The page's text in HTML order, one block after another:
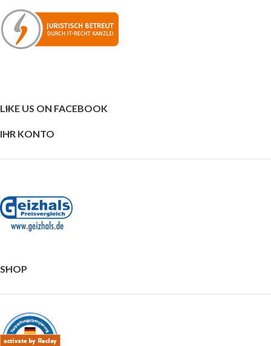
LIKE US ON FACEBOOK
IHR KONTO
SHOP